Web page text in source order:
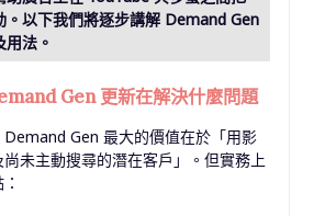
。以下我們將逐步講解 Demand Gen
法。
Gen 更新在解決什麼問題
Gen 最大的價值在於「用影
未主動搜尋的潛在客戶」。但實務上